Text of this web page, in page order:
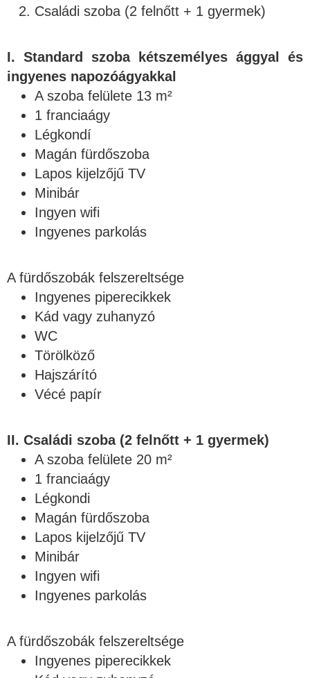
Családi szoba (2 felnőtt + 1 gyermek)
I. Standard szoba kétszemélyes ággyal és
ingyenes napozóágyakkal
A szoba felülete 13 m²
1 franciaágy
Légkondí
Magán fürdőszoba
Lapos kijelzőjű TV
Minibár
Ingyen wifi
Ingyenes parkolás
A fürdőszobák felszereltsége
Ingyenes piperecikkek
Kád vagy zuhanyzó
WC
Törölköző
Hajszárító
Vécé papír
II. Családi szoba (2 felnőtt + 1 gyermek)
A szoba felülete 20 m²
1 franciaágy
Légkondi
Magán fürdőszoba
Lapos kijelzőjű TV
Minibár
Ingyen wifi
Ingyenes parkolás
A fürdőszobák felszereltsége
Ingyenes piperecikkek